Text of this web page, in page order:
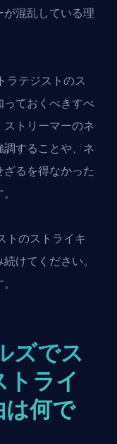
混乱している理
ラテジストのス
っておくべきすべ
トリーマーのネ
することや、ネ
るを得なかった
トのストライキ
けてください。
ズでス
トライ
何で